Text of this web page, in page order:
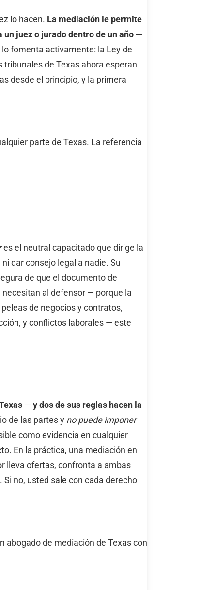
lo hacen. La mediación le permite
juez o jurado dentro de un año —
lo fomenta activamente: la Ley de
de Texas ahora esperan
desde el principio, y la primera
parte de Texas. La referencia
es el neutral capacitado que dirige la
dar consejo legal a nadie. Su
de que el documento de
al defensor — porque la
de negocios y contratos,
y conflictos laborales — este
— y dos de sus reglas hacen la
de las partes y no puede imponer
como evidencia en cualquier
En la práctica, una mediación en
lleva ofertas, confronta a ambas
no, usted sale con cada derecho
abogado de mediación de Texas con